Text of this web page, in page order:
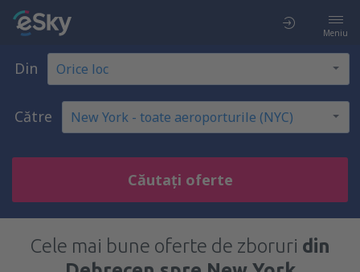
Meniu
Din
Către
Căutați oferte
Cele mai bune oferte de zboruri din